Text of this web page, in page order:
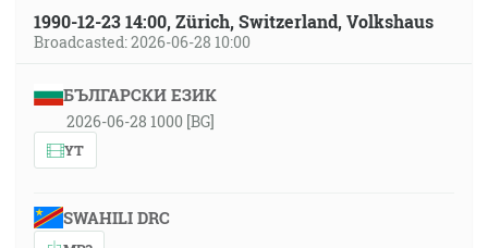
1990-12-23 14:00, Zürich, Switzerland, Volkshaus
Broadcasted: 2026-06-28 10:00
БЪЛГАРСКИ ЕЗИК
2026-06-28 1000 [BG]
YT
SWAHILI DRC